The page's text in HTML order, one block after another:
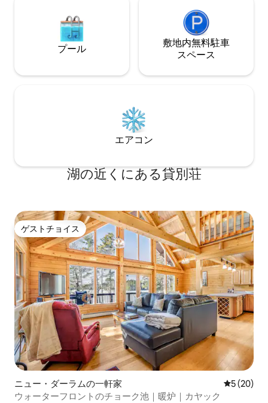
プール
敷地内無料駐⁠車
ス⁠ペ⁠ー⁠ス
エアコン
湖の近くにある貸別荘
ゲストチョイス
ゲストチョイス
ニュー・ダーラムの一軒家 レビュー
5 (20)
ウォーターフロントのチョーク池｜暖炉｜カヤック